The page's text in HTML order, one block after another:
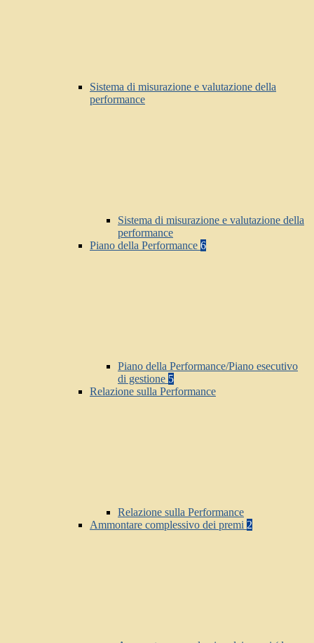
Sistema di misurazione e valutazione della
performance
Sistema di misurazione e valutazione della
performance
Piano della Performance 6
Piano della Performance/Piano esecutivo
di gestione 5
Relazione sulla Performance
Relazione sulla Performance
Ammontare complessivo dei premi 2